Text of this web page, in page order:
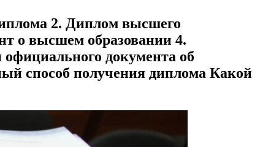
2. Диплом высшего
о высшем образовании 4.
документа об
способ получения диплома Какой